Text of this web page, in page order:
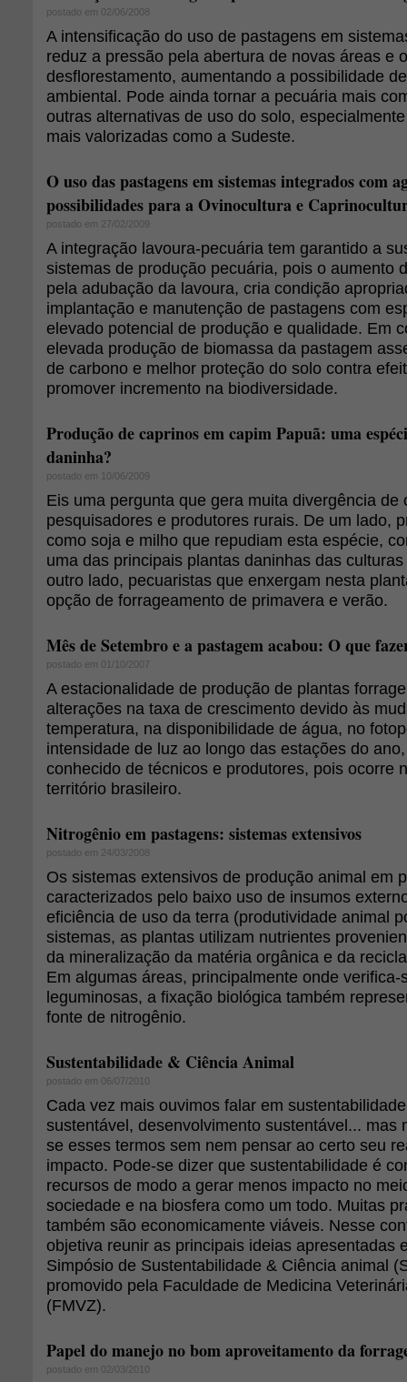
postado em 02/06/2008
A intensificação do uso de pastagens em
reduz a pressão pela abertura de novas áreas e
desflorestamento, aumentando a possibilidade
ambiental. Pode ainda tornar a pecuária mais
outras alternativas de uso do solo,
mais valorizadas como a Sudeste.
O uso das pastagens em sistemas integrados com
possibilidades para a Ovinocultura e
postado em 27/02/2009
A integração lavoura-pecuária tem garantido a
sistemas de produção pecuária, pois o aumento
pela adubação da lavoura, cria condição
implantação e manutenção de pastagens com
elevado potencial de produção e qualidade. Em
elevada produção de biomassa da pastagem
de carbono e melhor proteção do solo contra
promover incremento na biodiversidade.
Produção de caprinos em capim Papuã: uma
daninha?
postado em 10/06/2009
Eis uma pergunta que gera muita divergência de
pesquisadores e produtores rurais. De um lado,
como soja e milho que repudiam esta espécie,
uma das principais plantas daninhas das
outro lado, pecuaristas que enxergam nesta
opção de forrageamento de primavera e verão.
Mês de Setembro e a pastagem acabou: O que
postado em 01/10/2007
A estacionalidade de produção de plantas
alterações na taxa de crescimento devido às
temperatura, na disponibilidade de água, no
intensidade de luz ao longo das estações do
conhecido de técnicos e produtores, pois ocorre
território brasileiro.
Nitrogênio em pastagens: sistemas extensivos
postado em 24/03/2008
Os sistemas extensivos de produção animal em
caracterizados pelo baixo uso de insumos
eficiência de uso da terra (produtividade animal
sistemas, as plantas utilizam nutrientes
da mineralização da matéria orgânica e da
Em algumas áreas, principalmente onde verifica-
leguminosas, a fixação biológica também
fonte de nitrogênio.
Sustentabilidade & Ciência Animal
postado em 06/07/2010
Cada vez mais ouvimos falar em
sustentável, desenvolvimento sustentável... mas
se esses termos sem nem pensar ao certo seu
impacto. Pode-se dizer que sustentabilidade é
recursos de modo a gerar menos impacto no
sociedade e na biosfera como um todo. Muitas
também são economicamente viáveis. Nesse
objetiva reunir as principais ideias apresentadas
Simpósio de Sustentabilidade & Ciência animal
promovido pela Faculdade de Medicina
(FMVZ).
Papel do manejo no bom aproveitamento da
postado em 02/03/2010